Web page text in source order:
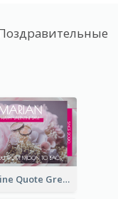
Valentine Quote Greeting Card